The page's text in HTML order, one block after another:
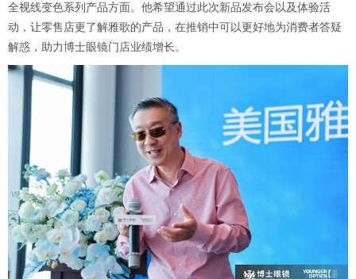
全视线变色系列产品方面。他希望通过此次新品发布会以及体验活
动，让零售店更了解雅歌的产品，在推销中可以更好地为消费者答疑
解惑，助力博士眼镜门店业绩增长。